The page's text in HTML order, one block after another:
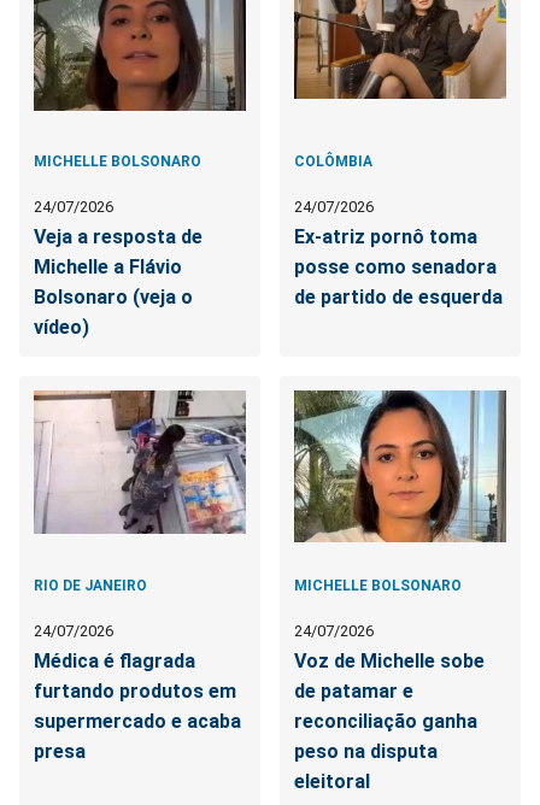
MICHELLE BOLSONARO
24/07/2026
Veja a resposta de
Michelle a Flávio
Bolsonaro (veja o
vídeo)
COLÔMBIA
24/07/2026
Ex-atriz pornô toma
posse como senadora
de partido de esquerda
RIO DE JANEIRO
24/07/2026
Médica é flagrada
furtando produtos em
supermercado e acaba
presa
MICHELLE BOLSONARO
24/07/2026
Voz de Michelle sobe
de patamar e
reconciliação ganha
peso na disputa
eleitoral